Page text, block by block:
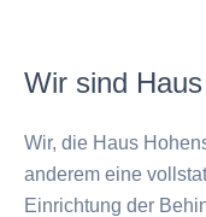
Wir sind
Wir, die Haus
anderem eine
Einrichtung der